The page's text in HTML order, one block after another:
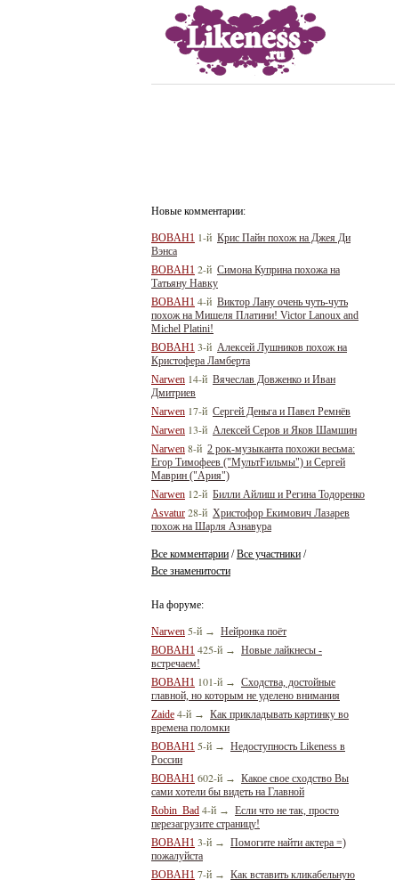
Новые комментарии:
BOBAH1 1-й Крис Пайн похож на Джея Ди
Вэнса
BOBAH1 2-й Симона Куприна похожа на
Татьяну Навку
BOBAH1 4-й Виктор Лану очень чуть-чуть
похож на Мишеля Платини! Victor Lanoux and
Michel Platini!
BOBAH1 3-й Алексей Лушников похож на
Кристофера Ламберта
Narwen 14-й Вячеслав Довженко и Иван
Дмитриев
Narwen 17-й Сергей Деньга и Павел Ремнёв
Narwen 13-й Алексей Серов и Яков Шамшин
Narwen 8-й 2 рок-музыканта похожи весьма:
Егор Тимофеев ("МультFильмы") и Сергей
Маврин ("Ария")
Narwen 12-й Билли Айлиш и Регина Тодоренко
Asvatur 28-й Христофор Екимович Лазарев
похож на Шарля Азнавура
Все комментарии /Все участники /
Все знаменитости
На форуме:
Narwen 5-й → Нейронка поёт
BOBAH1 425-й → Новые лайкнесы -
встречаем!
BOBAH1 101-й → Сходства, достойные
главной, но которым не уделено внимания
Zaide 4-й → Как прикладывать картинку во
времена поломки
BOBAH1 5-й → Недоступность Likeness в
России
BOBAH1 602-й → Какое свое сходство Вы
сами хотели бы видеть на Главной
Robin_Bad 4-й → Если что не так, просто
перезагрузите страницу!
BOBAH1 3-й → Помогите найти актера =)
пожалуйста
BOBAH1 7-й → Как вставить кликабельную